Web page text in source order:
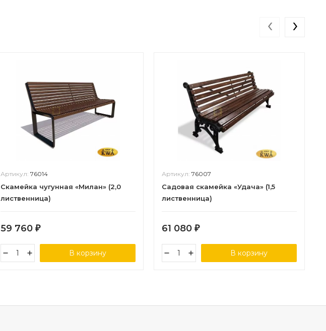
Артикул: 76014
Скамейка чугунная «Милан» (2,0
лиственница)
59 760 ₽
В корзину
Артикул: 76007
Садовая скамейка «Удача» (1,5
лиственница)
61 080 ₽
В корзину
‹ ›